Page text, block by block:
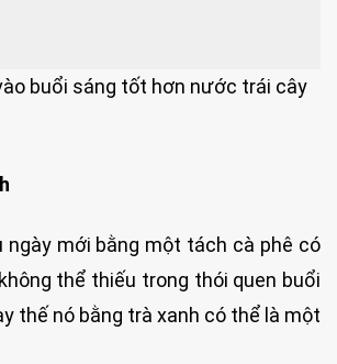
buổi sáng tốt hơn nước trái cây
ngày mới bằng một tách cà phê có
thể thiếu trong thói quen buổi
thế nó bằng trà xanh có thể là một